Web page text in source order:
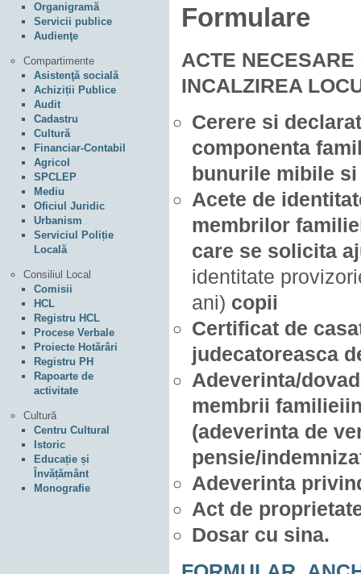
Formulare
ACTE
INCALZIREA
Cerere si
componenta
bunurile mibile
Acete de
membrilor
care se solicita
identitate
ani) copii
Certificat de
judecatoreasca
Adeverinta/
membrii
(adeverinta de
pensie/
Adeverinta
Act de
Dosar cu sina.
Organigramă
Servicii publice
Audienţe
Compartimente
Asistenţă socială
Achiziții Publice
Audit
Cadastru
Cultură
Financiar-Contabil
Agricol
SPCLEP
Mediu
Oficiul Juridic
Urbanism
Serviciul Poliție
Locală
Consiliul Local
Comisii
HCL
Registru HCL
Procese Verbale
Proiecte Hotărâri
Registru PH
Rapoarte de
activitate
Cultură
Centru Cultural
Istoric
Educație și
Învățământ
Monografie